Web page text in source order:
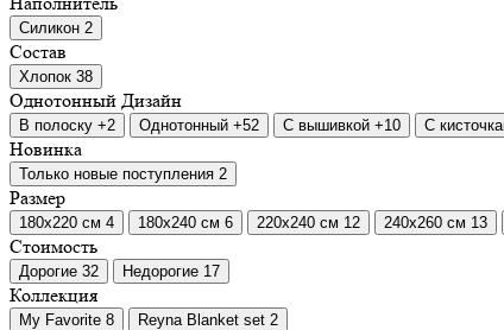
Силикон 2
Состав
Хлопок 38
Однотонный Дизайн
В полоску +2 Однотонный +52 С вышивкой +10 С
Новинка
Только новые поступления 2
Размер
180х220 см 4 180х240 см 6 220х240 см 12 240х260 см 13
Стоимость
Дорогие 32 Недорогие 17
Коллекция
My Favorite 8 Reyna Blanket set 2